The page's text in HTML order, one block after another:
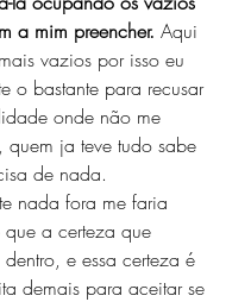
a mim preencher. Aqui
vazios por isso eu
o bastante para recusar
onde não me
ja teve tudo sabe
de nada.
nada fora me faria
a certeza que
e essa certeza é
demais para aceitar se